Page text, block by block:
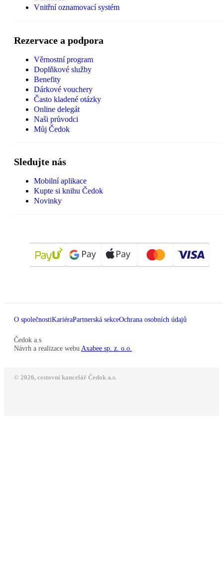
Vnitřní oznamovací systém
Rezervace a podpora
Věrnostní program
Doplňkové služby
Benefity
Dárkové vouchery
Často kladené otázky
Online delegát
Naši průvodci
Můj Čedok
Sledujte nás
Mobilní aplikace
Kupte si knihu Čedok
Novinky
O společnostiKariéraPartnerská sekceOchrana osobních údajů
Čedok a.s
Návrh a realizace webu Axabee sp. z. o.o.
© 2026, cestovní kancelář Čedok a.s.